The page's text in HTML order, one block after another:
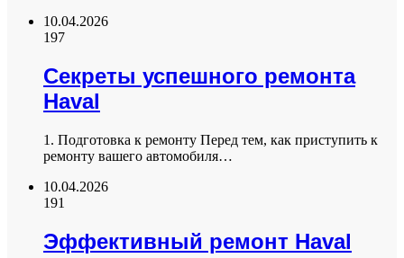
10.04.2026
197
Секреты успешного ремонта
Haval
1. Подготовка к ремонту Перед тем, как приступить к
ремонту вашего автомобиля…
10.04.2026
191
Эффективный ремонт Haval